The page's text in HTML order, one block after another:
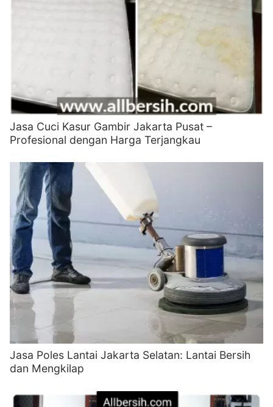
Jasa Cuci Kasur Gambir Jakarta Pusat –
Profesional dengan Harga Terjangkau
Jasa Poles Lantai Jakarta Selatan: Lantai Bersih
dan Mengkilap